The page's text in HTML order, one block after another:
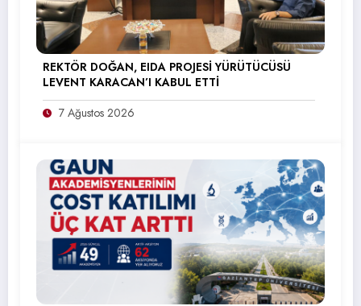
REKTÖR DOĞAN, EIDA PROJESİ YÜRÜTÜCÜSÜ
LEVENT KARACAN’I KABUL ETTİ
7 Ağustos 2026